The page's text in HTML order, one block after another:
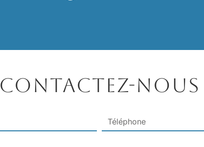
Contactez-nous